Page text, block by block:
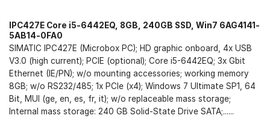
IPC427E Core i5-6442EQ, 8GB, 240GB SSD, Win7 6AG4141-
5AB14-0FA0
SIMATIC IPC427E (Microbox PC); HD graphic onboard, 4x USB
V3.0 (high current); PCIE (optional); Core i5-6442EQ; 3x Gbit
Ethernet (IE/PN); w/o mounting accessories; working memory
8GB; w/o RS232/485; 1x PCIe (x4); Windows 7 Ultimate SP1, 64
Bit, MUI (ge, en, es, fr, it); w/o replaceable mass storage;
Internal mass storage: 240 GB Solid-State Drive SATA;......